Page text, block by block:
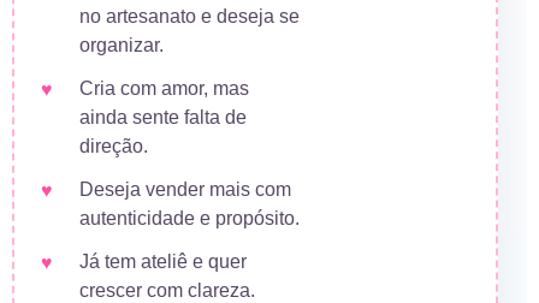
no artesanato e deseja se
organizar.
Cria com amor, mas
ainda sente falta de
direção.
Deseja vender mais com
autenticidade e propósito.
Já tem ateliê e quer
crescer com clareza.